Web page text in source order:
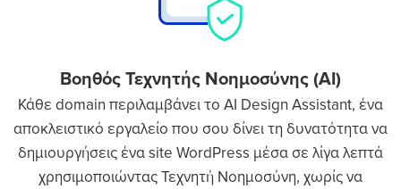
Bοηθός Τεχνητής Νοημοσύνης (AI)
Κάθε domain περιλαμβάνει το AI Design Assistant, ένα
αποκλειστικό εργαλείο που σου δίνει τη δυνατότητα να
δημιουργήσεις ένα site WordPress μέσα σε λίγα λεπτά
χρησιμοποιώντας Τεχνητή Νοημοσύνη, χωρίς να